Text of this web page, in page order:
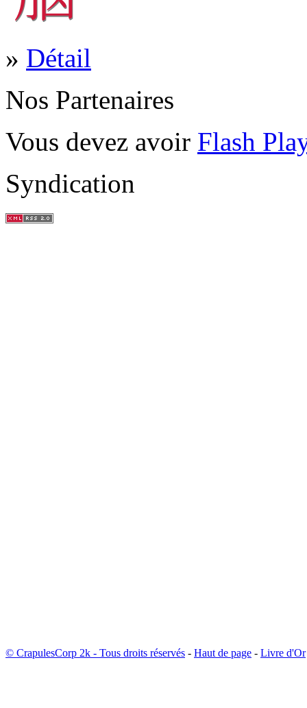
» Détail
Nos Partenaires
Vous devez avoir Flash
Syndication
© CrapulesCorp 2k - Tous droits réservés - Haut de page - Livre d'Or